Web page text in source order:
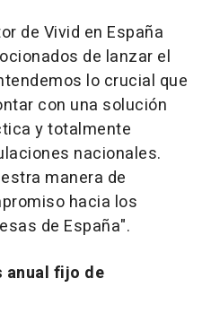
de Vivid en España
de lanzar el
lo crucial que
con una solución
y totalmente
nacionales.
manera de
hacia los
de España".
anual fijo de